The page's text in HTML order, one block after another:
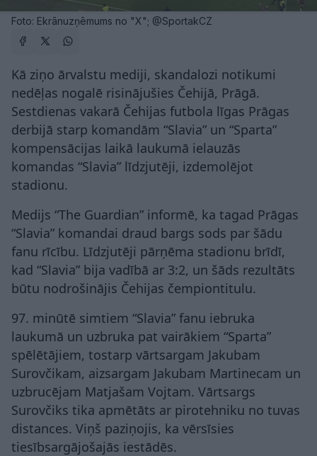
Foto: Ekrānuzņēmums no "X"; @SportakCZ
Kā ziņo ārvalstu mediji, skandalozi notikumi
nedēļas nogalē risinājušies Čehijā, Prāgā.
Sestdienas vakarā Čehijas futbola līgas Prāgas
derbijā starp komandām “Slavia” un “Sparta”
kompensācijas laikā laukumā ielauzās
komandas “Slavia” līdzjutēji, izdemolējot
stadionu.
Medijs “The Guardian” informē, ka tagad Prāgas
“Slavia” komandai draud bargs sods par šādu
fanu rīcību. Līdzjutēji pārņēma stadionu brīdī,
kad “Slavia” bija vadībā ar 3:2, un šāds rezultāts
būtu nodrošinājis Čehijas čempiontitulu.
97. minūtē simtiem “Slavia” fanu iebruka
laukumā un uzbruka pat vairākiem “Sparta”
spēlētājiem, tostarp vārtsargam Jakubam
Surovčikam, aizsargam Jakubam Martinecam un
uzbrucējam Matjašam Vojtam. Vārtsargs
Surovčiks tika apmētāts ar pirotehniku no tuvas
distances. Viņš paziņojis, ka vērsīsies
tiesībsargājošajās iestādēs.